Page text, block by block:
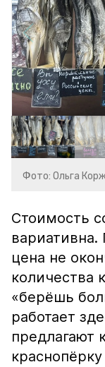
Фото: Ольга
Стоимость
цена не
количества
«берёшь
работает
предлагают